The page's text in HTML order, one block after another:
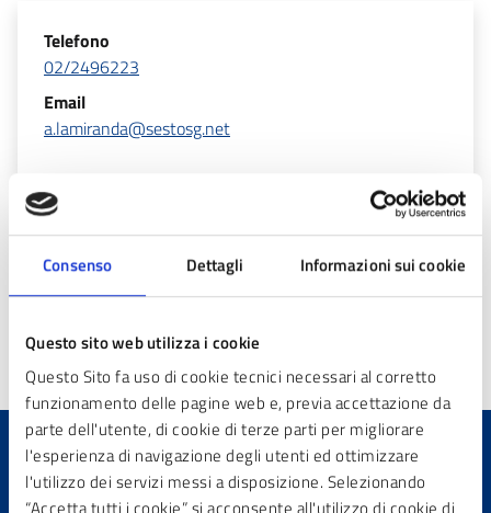
Consenso Dettagli Informazioni sui cookie
Questo sito web utilizza i cookie
Questo Sito fa uso di cookie tecnici necessari al corretto
funzionamento delle pagine web e, previa accettazione da
parte dell'utente, di cookie di terze parti per migliorare
l'esperienza di navigazione degli utenti ed ottimizzare
l'utilizzo dei servizi messi a disposizione. Selezionando
Telefono
02/2496223
Email
a.lamiranda@sestosg.net
Altre informazioni
Quanto sono chiare le